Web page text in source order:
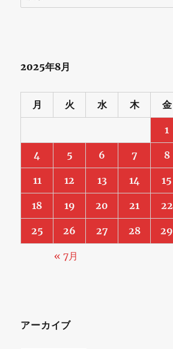
索:
2025年8月
月 火 水 木 金
1
4 5 6 7 8
11 12 13 14 15
18 19 20 21 22
25 26 27 28 29
« 7月
アーカイブ